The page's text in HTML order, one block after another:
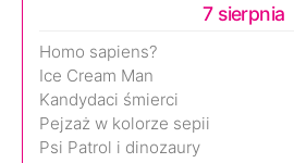
7 sierpnia
Homo sapiens?
Ice Cream Man
Kandydaci śmierci
Pejzaż w kolorze sepii
Psi Patrol i dinozaury